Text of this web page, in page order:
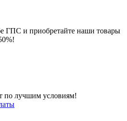
ГПС и приобретайте наши товары
по лучшим условиям!